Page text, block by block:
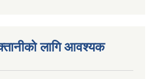
लागि आवश्यक